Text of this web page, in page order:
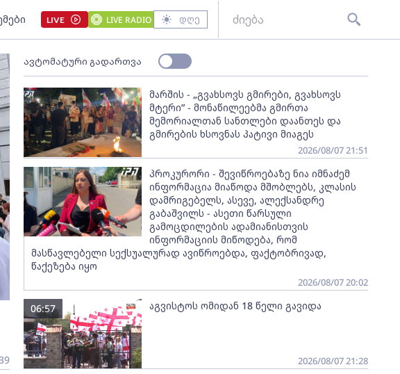
LIVE LIVE RADIO დღე
ავტომატური გადართვა
მარშის - „გვახსოვს გმირები, გვახსოვს
მტერი” - მონაწილეებმა გმირთა
მემორიალთან სანთლები დაანთეს და
გმირების ხსოვნას პატივი მიაგეს
2026/08/07 21:51
პროკურორი - შევიწროებაზე ნია იმნაძემ
ინფორმაცია მიაწოდა მშობლებს, კლასის
დამრიგებელს, ასევე, ალექსანდრე
გაბაშვილს - ასეთი წარსული
გამოცდილების ადამიანისთვის
ინფორმაციის მიწოდება, რომ
მასწავლებელი სექსუალურად ავიწროებდა, ფაქტობრივად,
წაქეზება იყო
2026/08/07 20:02
აგვისტოს ომიდან 18 წელი გავიდა
06:57
2026/08/07 21:28